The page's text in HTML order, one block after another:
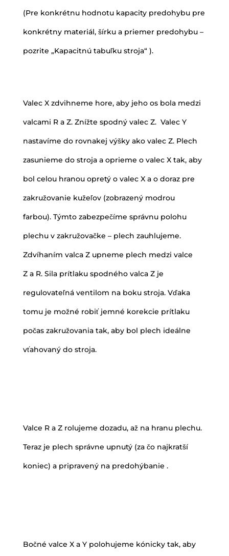
(Pre konkrétnu hodnotu kapacity predohybu pre
konkrétny materiál, šírku a priemer predohybu –
pozrite „Kapacitnú tabuľku stroja“ ).
Valec X zdvihneme hore, aby jeho os bola medzi
valcami R a Z. Znížte spodný valec Z. Valec Y
nastavíme do rovnakej výšky ako valec Z. Plech
zasunieme do stroja a oprieme o valec X tak, aby
bol celou hranou opretý o valec X a o doraz pre
zakružovanie kužeľov (zobrazený modrou
farbou). Týmto zabezpečíme správnu polohu
plechu v zakružovačke – plech zauhlujeme.
Zdvíhaním valca Z upneme plech medzi valce
Z a R. Sila prítlaku spodného valca Z je
regulovateľná ventilom na boku stroja. Vďaka
tomu je možné robiť jemné korekcie prítlaku
počas zakružovania tak, aby bol plech ideálne
vťahovaný do stroja.
Valce R a Z rolujeme dozadu, až na hranu plechu.
Teraz je plech správne upnutý (za čo najkratší
koniec) a pripravený na predohýbanie .
Bočné valce X a Y polohujeme kónicky tak, aby